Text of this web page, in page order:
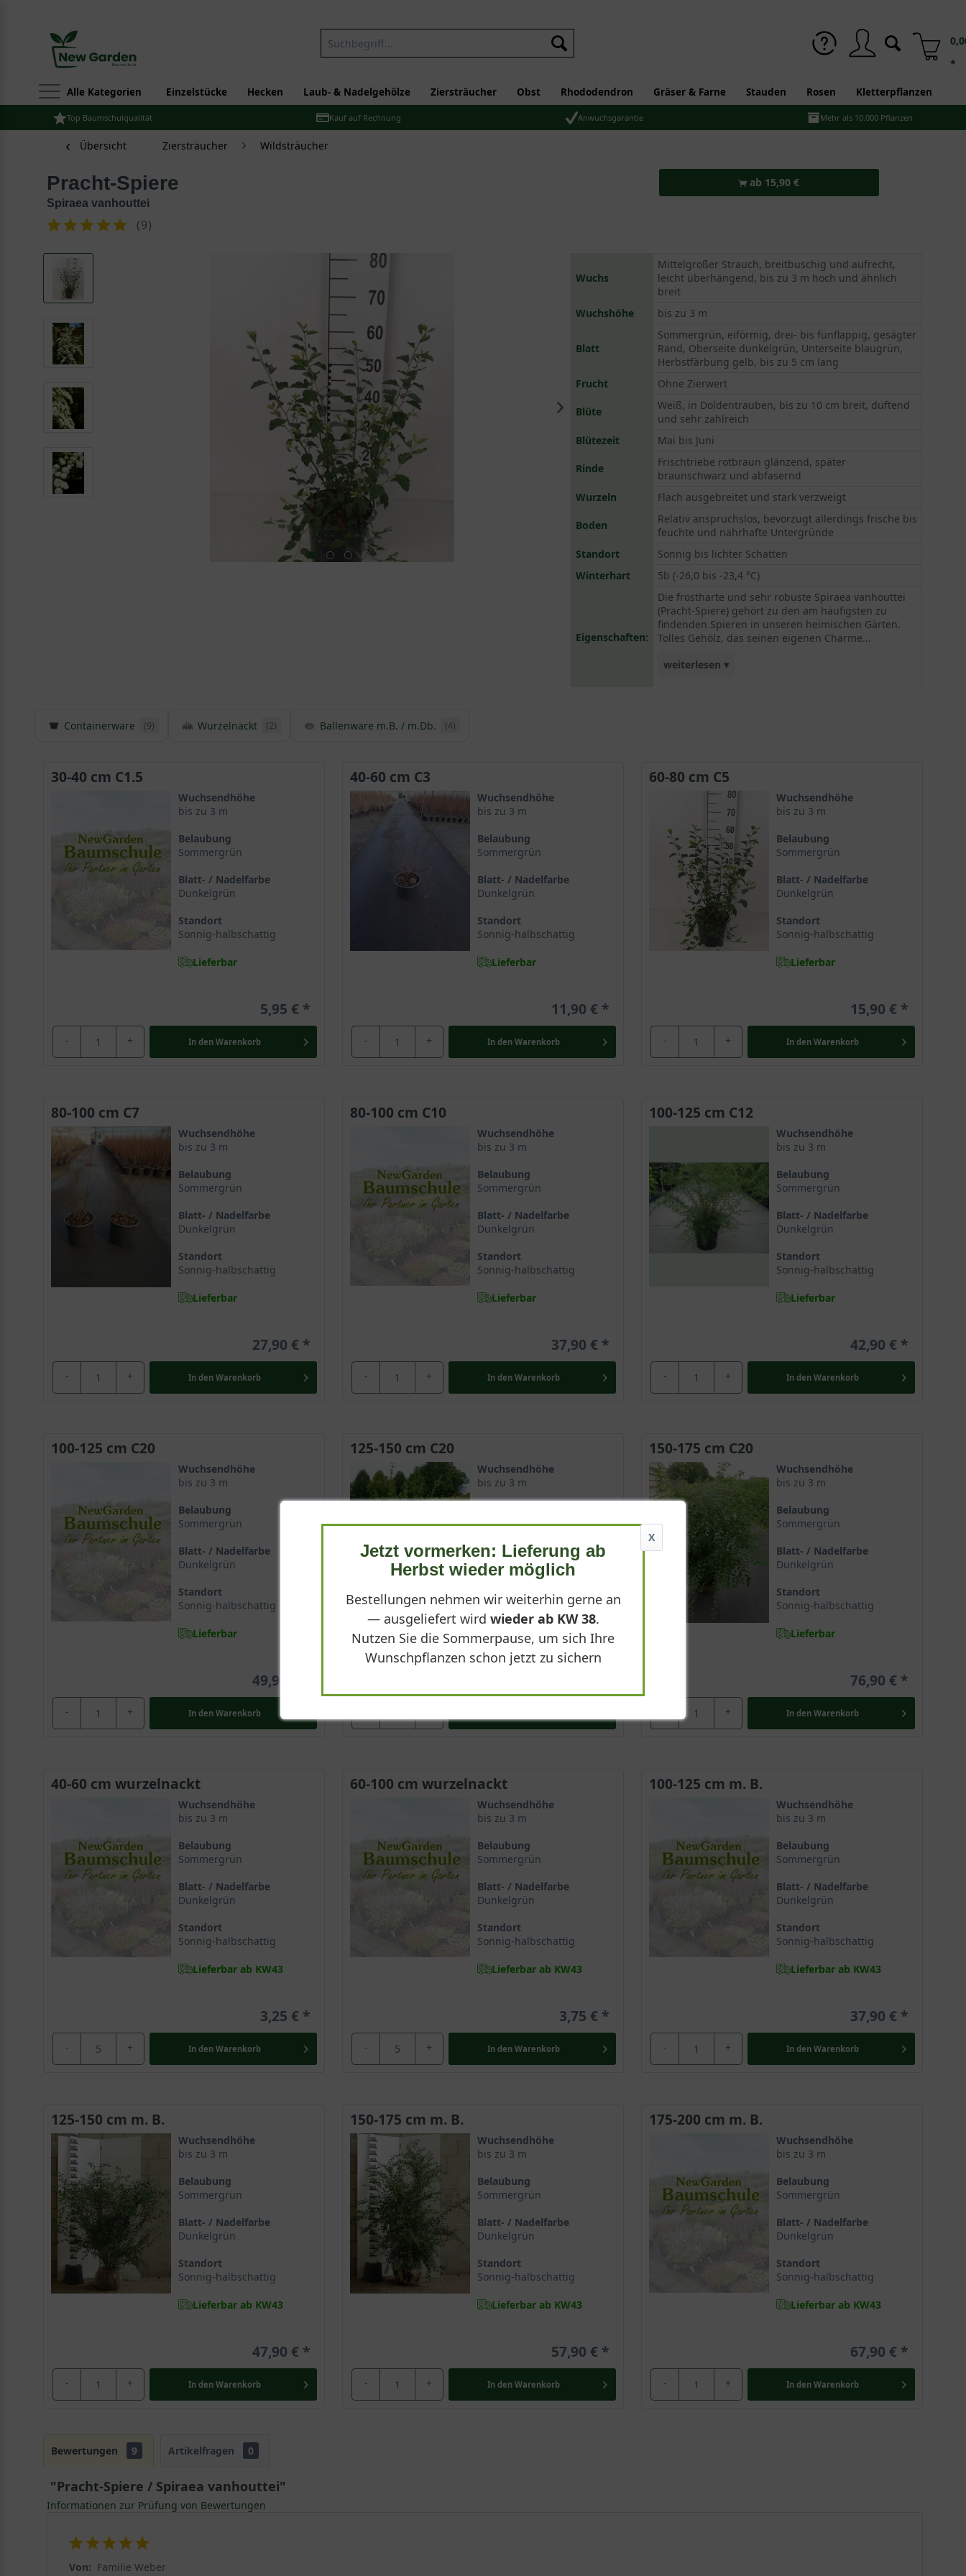
*
Alle Kategorien Einzelstücke Hecken Laub- & Nadelgehölze Ziersträucher Obst Rhododendron Gräser & Farne Stauden Rosen Kletterpflanzen
Top Baumschulqualität Kauf auf Rechnung Anwuchsgarantie Mehr als 10.000 Pflanzen
Übersicht Ziersträucher Wildsträucher
Pracht-Spiere
Spiraea vanhouttei
(9)
ab 15,90 €
Wuchs
Mittelgroßer Strauch, breitbuschig und aufrecht,
leicht überhängend, bis zu 3 m hoch und ähnlich
breit
Wuchshöhe
bis zu 3 m
Blatt
Sommergrün, eiförmig, drei- bis fünflappig, gesägter
Rand, Oberseite dunkelgrün, Unterseite blaugrün,
Herbstfärbung gelb, bis zu 5 cm lang
Frucht
Ohne Zierwert
Blüte
Weiß, in Doldentrauben, bis zu 10 cm breit, duftend
und sehr zahlreich
Blütezeit
Mai bis Juni
Rinde
Frischtriebe rotbraun glänzend, später
braunschwarz und abfasernd
Wurzeln
Flach ausgebreitet und stark verzweigt
Boden
Relativ anspruchslos, bevorzugt allerdings frische bis
feuchte und nahrhafte Untergründe
Standort
Sonnig bis lichter Schatten
Winterhart
5b (-26,0 bis -23,4 °C)
Eigenschaften:
Die frostharte und sehr robuste Spiraea vanhouttei
(Pracht-Spiere) gehört zu den am häufigsten zu
findenden Spieren in unseren heimischen Gärten.
Tolles Gehölz, das seinen eigenen Charme...
weiterlesen ▾
Containerware
(9) Wurzelnackt (2) Ballenware m.B. / m.Db. (4)
30-40 cm C1.5
Wuchsendhöhe
bis zu 3 m
Belaubung
Sommergrün
Blatt- / Nadelfarbe
Dunkelgrün
Standort
Sonnig-halbschattig
Lieferbar
5,95 €
- + In den Warenkorb
40-60 cm C3
Wuchsendhöhe
bis zu 3 m
Belaubung
Sommergrün
Blatt- / Nadelfarbe
Dunkelgrün
Standort
Sonnig-halbschattig
Lieferbar
11,90 €
- + In den Warenkorb
60-80 cm C5
Wuchsendhöhe
bis zu 3 m
Belaubung
Sommergrün
Blatt- / Nadelfarbe
Dunkelgrün
Standort
Sonnig-halbschattig
Lieferbar
15,90 €
- + In den Warenkorb
80-100 cm C7
Wuchsendhöhe
bis zu 3 m
Belaubung
Sommergrün
Blatt- / Nadelfarbe
Dunkelgrün
Standort
Sonnig-halbschattig
Lieferbar
27,90 €
- + In den Warenkorb
80-100 cm C10
Wuchsendhöhe
bis zu 3 m
Belaubung
Sommergrün
Blatt- / Nadelfarbe
Dunkelgrün
Standort
Sonnig-halbschattig
Lieferbar
37,90 €
- + In den Warenkorb
100-125 cm C12
Wuchsendhöhe
bis zu 3 m
Belaubung
Sommergrün
Blatt- / Nadelfarbe
Dunkelgrün
Standort
Sonnig-halbschattig
Lieferbar
42,90 €
- + In den Warenkorb
100-125 cm C20
Wuchsendhöhe
bis zu 3 m
Belaubung
Sommergrün
Blatt- / Nadelfarbe
Dunkelgrün
Standort
Sonnig-halbschattig
Lieferbar
49,90 €
- + In den Warenkorb
125-150 cm C20
Wuchsendhöhe
bis zu 3 m
Sommergrün
Blatt- / Nadelfarbe
Dunkelgrün
Standort
Sonnig-halbschattig
Lieferbar
150-175 cm C20
Wuchsendhöhe
bis zu 3 m
Belaubung
Sommergrün
Blatt- / Nadelfarbe
Dunkelgrün
Standort
Sonnig-halbschattig
Lieferbar
76,90 €
+ In den Warenkorb
40-60 cm wurzelnackt
Wuchsendhöhe
bis zu 3 m
Belaubung
Sommergrün
Blatt- / Nadelfarbe
Dunkelgrün
Standort
Sonnig-halbschattig
Lieferbar ab KW43
3,25 €
- + In den Warenkorb
60-100 cm wurzelnackt
Wuchsendhöhe
bis zu 3 m
Belaubung
Sommergrün
Blatt- / Nadelfarbe
Dunkelgrün
Standort
Sonnig-halbschattig
Lieferbar ab KW43
3,75 €
- + In den Warenkorb
100-125 cm m. B.
Wuchsendhöhe
bis zu 3 m
Belaubung
Sommergrün
Blatt- / Nadelfarbe
Dunkelgrün
Standort
Sonnig-halbschattig
Lieferbar ab KW43
37,90 €
- + In den Warenkorb
125-150 cm m. B.
Wuchsendhöhe
bis zu 3 m
Belaubung
Sommergrün
Blatt- / Nadelfarbe
Dunkelgrün
Standort
Sonnig-halbschattig
Lieferbar ab KW43
47,90 €
- + In den Warenkorb
150-175 cm m. B.
Wuchsendhöhe
bis zu 3 m
Belaubung
Sommergrün
Blatt- / Nadelfarbe
Dunkelgrün
Standort
Sonnig-halbschattig
Lieferbar ab KW43
57,90 €
- + In den Warenkorb
175-200 cm m. B.
Wuchsendhöhe
bis zu 3 m
Belaubung
Sommergrün
Blatt- / Nadelfarbe
Dunkelgrün
Standort
Sonnig-halbschattig
Lieferbar ab KW43
67,90 €
- + In den Warenkorb
Bewertungen 9 Artikelfragen 0
"Pracht-Spiere / Spiraea vanhouttei"
Informationen zur Prüfung von Bewertungen
Von: Familie Weber
X
Jetzt vormerken: Lieferung ab
Herbst wieder möglich
Bestellungen nehmen wir weiterhin gerne an
— ausgeliefert wird wieder ab KW 38.
Nutzen Sie die Sommerpause, um sich Ihre
Wunschpflanzen schon jetzt zu sichern